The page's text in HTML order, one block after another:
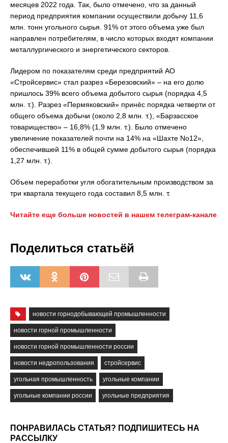
месяцев 2022 года. Так, было отмечено, что за данный
период предприятия компании осуществили добычу 11,6
млн. тонн угольного сырья. 91% от этого объема уже был
направлен потребителям, в число которых входят компании
металлургического и энергетического секторов.
Лидером по показателям среди предприятий АО
«Стройсервис» стал разрез «Березовский» – на его долю
пришлось 39% всего объема добытого сырья (порядка 4,5
млн. т.). Разрез «Пермяковский» принёс порядка четверти от
общего объема добычи (около 2,8 млн. т.), «Барзасское
товарищество» – 16,8% (1,9 млн. т.). Было отмечено
увеличение показателей почти на 14% на «Шахте No12»,
обеспечившей 11% в общей сумме добытого сырья (порядка
1,27 млн. т.).
Объем переработки угля обогатительным производством за
три квартала текущего года составил 8,5 млн. т.
Читайте еще больше новостей в нашем телеграм-канале
Поделиться статьёй
новости горнодобывающей промышленности
новости горной промышленности
новости горной промышленности россии
новости недропользования стройсервис
угольная промышленность угольные компании
угольные компании россии угольные предприятия
ПОНРАВИЛАСЬ СТАТЬЯ? ПОДПИШИТЕСЬ НА
РАССЫЛКУ